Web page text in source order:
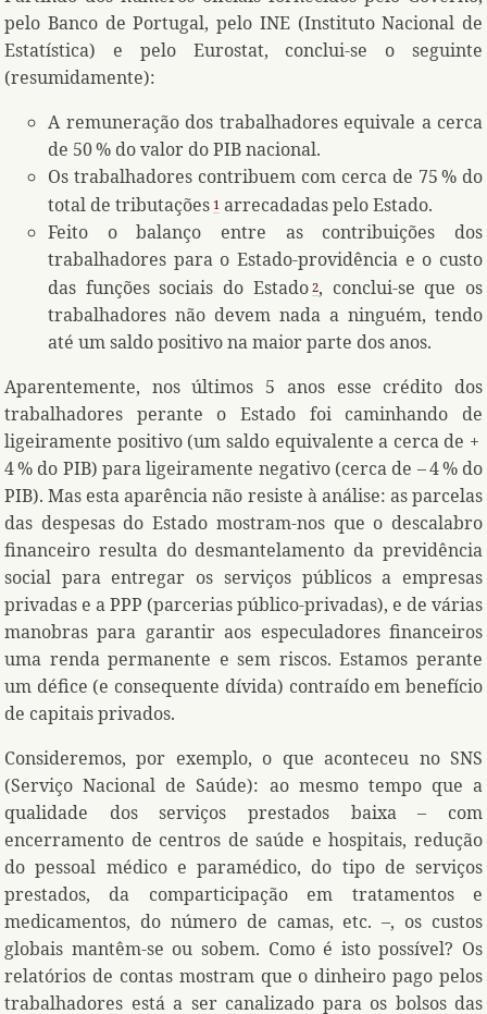
pelo Banco de Portugal, pelo INE (Instituto Nacional de
Estatística) e pelo Eurostat, conclui-se o seguinte
(resumidamente):
A remuneração dos trabalhadores equivale a cerca
de 50 % do valor do PIB nacional.
Os trabalhadores contribuem com cerca de 75 % do
total de tributações 1 arrecadadas pelo Estado.
Feito o balanço entre as contribuições dos
trabalhadores para o Estado-providência e o custo
das funções sociais do Estado 2, conclui-se que os
trabalhadores não devem nada a ninguém, tendo
até um saldo positivo na maior parte dos anos.
Aparentemente, nos últimos 5 anos esse crédito dos
trabalhadores perante o Estado foi caminhando de
ligeiramente positivo (um saldo equivalente a cerca de +
4 % do PIB) para ligeiramente negativo (cerca de – 4 % do
PIB). Mas esta aparência não resiste à análise: as parcelas
das despesas do Estado mostram-nos que o descalabro
financeiro resulta do desmantelamento da previdência
social para entregar os serviços públicos a empresas
privadas e a PPP (parcerias público-privadas), e de várias
manobras para garantir aos especuladores financeiros
uma renda permanente e sem riscos. Estamos perante
um défice (e consequente dívida) contraído em benefício
de capitais privados.
Consideremos, por exemplo, o que aconteceu no SNS
(Serviço Nacional de Saúde): ao mesmo tempo que a
qualidade dos serviços prestados baixa – com
encerramento de centros de saúde e hospitais, redução
do pessoal médico e paramédico, do tipo de serviços
prestados, da comparticipação em tratamentos e
medicamentos, do número de camas, etc. –, os custos
globais mantêm-se ou sobem. Como é isto possível? Os
relatórios de contas mostram que o dinheiro pago pelos
trabalhadores está a ser canalizado para os bolsos das